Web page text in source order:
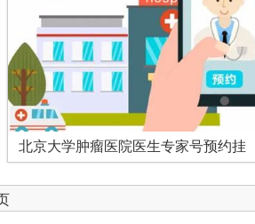
北京大学肿瘤医院医生专家号预约挂